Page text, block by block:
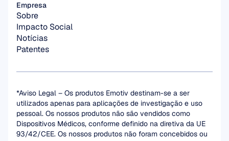
Empresa
Sobre
Impacto Social
Notícias
Patentes
*Aviso Legal – Os produtos Emotiv destinam-se a ser
utilizados apenas para aplicações de investigação e uso
pessoal. Os nossos produtos não são vendidos como
Dispositivos Médicos, conforme definido na diretiva da UE
93/42/CEE. Os nossos produtos não foram concebidos ou